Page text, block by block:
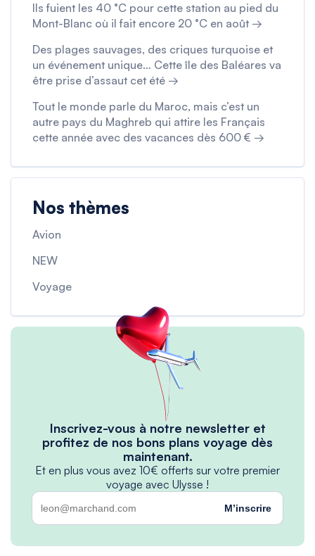
Ils fuient les 40 °C pour cette station au pied du
Mont-Blanc où il fait encore 20 °C en août →
Des plages sauvages, des criques turquoise et
un événement unique… Cette île des Baléares va
être prise d’assaut cet été →
Tout le monde parle du Maroc, mais c’est un
autre pays du Maghreb qui attire les Français
cette année avec des vacances dès 600 € →
Nos thèmes
Avion
NEW
Voyage
Inscrivez-vous à notre newsletter et
profitez de nos bons plans voyage dès
maintenant.
Et en plus vous avez 10€ offerts sur votre premier
voyage avec Ulysse !
M’inscrire